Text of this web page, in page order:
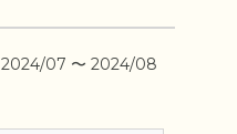
2024/07 〜 2024/08